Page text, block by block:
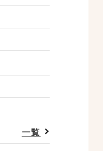
一覧